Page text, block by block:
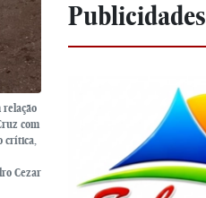
relação
com
crítica,
Cezar
Publicidades